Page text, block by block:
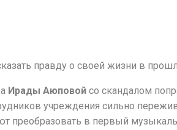
правду о своей жизни в
Ирады Аюповой со скандалом
учреждения сильно
преобразовать в первый